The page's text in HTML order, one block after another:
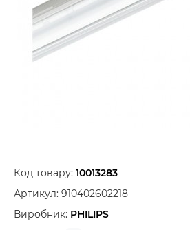
Код товару: 10013283
Артикул: 910402602218
Виробник: PHILIPS